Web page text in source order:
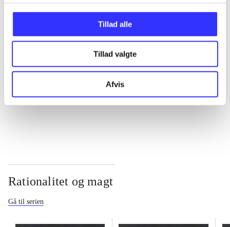
Tillad alle
Tillad valgte
Afvis
...
...
Rationalitet og magt
Gå til serien